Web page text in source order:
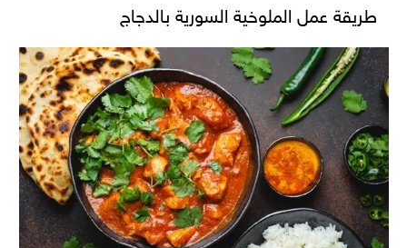
طريقة عمل الملوخية السورية بالدجاج